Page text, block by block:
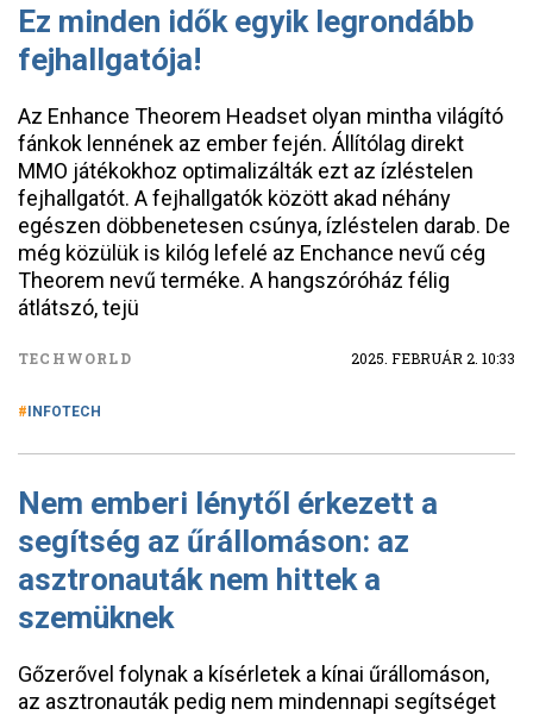
Ez minden idők egyik legrondább
fejhallgatója!
Az Enhance Theorem Headset olyan mintha világító
fánkok lennének az ember fején. Állítólag direkt
MMO játékokhoz optimalizálták ezt az ízléstelen
fejhallgatót. A fejhallgatók között akad néhány
egészen döbbenetesen csúnya, ízléstelen darab. De
még közülük is kilóg lefelé az Enchance nevű cég
Theorem nevű terméke. A hangszóróház félig
átlátszó, tejü
TECHWORLD 2025. FEBRUÁR 2. 10:33
INFOTECH
Nem emberi lénytől érkezett a
segítség az űrállomáson: az
asztronauták nem hittek a
szemüknek
Gőzerővel folynak a kísérletek a kínai űrállomáson,
az asztronauták pedig nem mindennapi segítséget